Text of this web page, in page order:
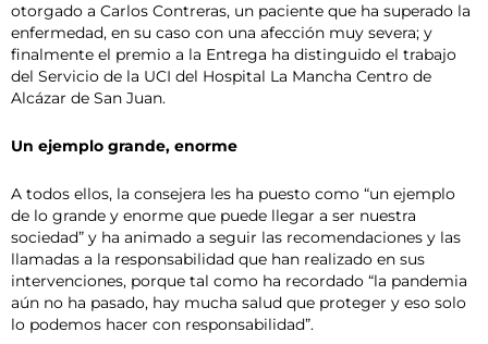
otorgado a Carlos Contreras, un paciente que ha superado la
enfermedad, en su caso con una afección muy severa; y
finalmente el premio a la Entrega ha distinguido el trabajo
del Servicio de la UCI del Hospital La Mancha Centro de
Alcázar de San Juan.
Un ejemplo grande, enorme
A todos ellos, la consejera les ha puesto como “un ejemplo
de lo grande y enorme que puede llegar a ser nuestra
sociedad” y ha animado a seguir las recomendaciones y las
llamadas a la responsabilidad que han realizado en sus
intervenciones, porque tal como ha recordado “la pandemia
aún no ha pasado, hay mucha salud que proteger y eso solo
lo podemos hacer con responsabilidad”.